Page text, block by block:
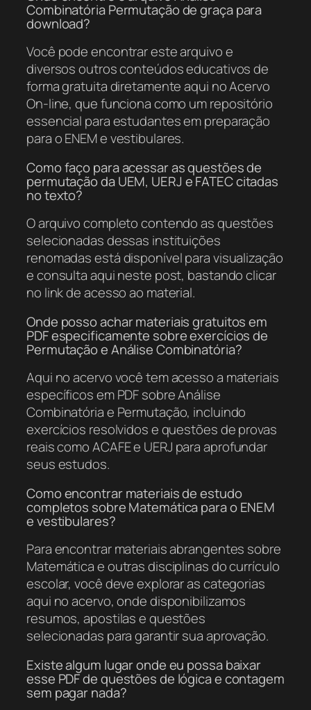
Combinatória Permutação de graça para
download?
Você pode encontrar este arquivo e
diversos outros conteúdos educativos de
forma gratuita diretamente aqui no Acervo
On-line, que funciona como um repositório
essencial para estudantes em preparação
para o ENEM e vestibulares.
Como faço para acessar as questões de
permutação da UEM, UERJ e FATEC citadas
no texto?
O arquivo completo contendo as questões
selecionadas dessas instituições
renomadas está disponível para visualização
e consulta aqui neste post, bastando clicar
no link de acesso ao material.
Onde posso achar materiais gratuitos em
PDF especificamente sobre exercícios de
Permutação e Análise Combinatória?
Aqui no acervo você tem acesso a materiais
específicos em PDF sobre Análise
Combinatória e Permutação, incluindo
exercícios resolvidos e questões de provas
reais como ACAFE e UERJ para aprofundar
seus estudos.
Como encontrar materiais de estudo
completos sobre Matemática para o ENEM
e vestibulares?
Para encontrar materiais abrangentes sobre
Matemática e outras disciplinas do currículo
escolar, você deve explorar as categorias
aqui no acervo, onde disponibilizamos
resumos, apostilas e questões
selecionadas para garantir sua aprovação.
Existe algum lugar onde eu possa baixar
esse PDF de questões de lógica e contagem
sem pagar nada?